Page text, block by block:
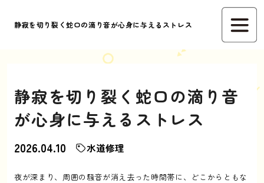
静寂を切り裂く蛇口の滴り音が心身に与えるストレス
静寂を切り裂く蛇口の滴り音
が心身に与えるストレス
2026.04.10 水道修理
夜が深まり、周囲の騒音が消え去った時間帯に、どこからともな